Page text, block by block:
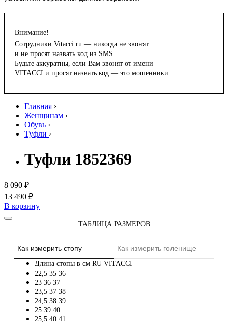
Внимание!
Сотрудники Vitacci.ru — никогда не звонят
и не просят назвать код из SMS.
Будьте аккуратны, если Вам звонят от имени
VITACCI и просят назвать код — это мошенники.
Главная ›
Женщинам ›
Обувь ›
Туфли ›
Туфли 1852369
8 090 ₽
13 490 ₽
В корзину
ТАБЛИЦА РАЗМЕРОВ
Как измерить стопу Как измерить голенище
Длина стопы в см RU VITACCI
22,5 35 36
23 36 37
23,5 37 38
24,5 38 39
25 39 40
25,5 40 41